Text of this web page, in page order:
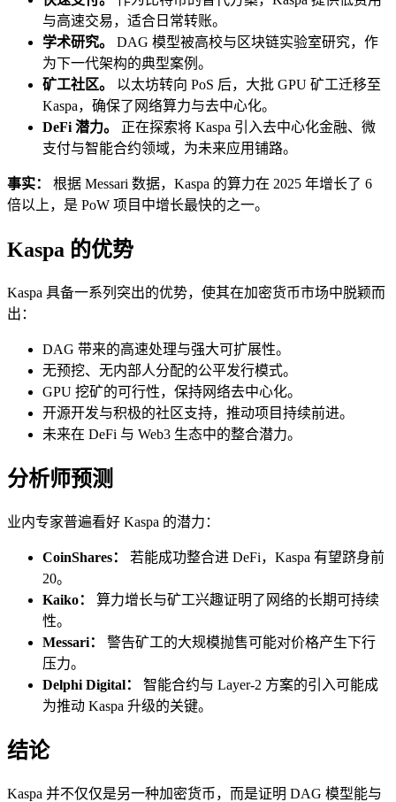
与高速交易，适合日常转账。
学术研究。
DAG 模型被高校与区块链实验室研究，作
为下一代架构的典型案例。
矿工社区。
以太坊转向 PoS 后，大批 GPU 矿工迁移至
Kaspa，确保了网络算力与去中心化。
DeFi 潜力。
正在探索将 Kaspa 引入去中心化金融、微
支付与智能合约领域，为未来应用铺路。
事实：
根据 Messari 数据，Kaspa 的算力在 2025 年增长了 6
倍以上，是 PoW 项目中增长最快的之一。
Kaspa 的优势
Kaspa 具备一系列突出的优势，使其在加密货币市场中脱颖而
出：
DAG 带来的高速处理与强大可扩展性。
无预挖、无内部人分配的公平发行模式。
GPU 挖矿的可行性，保持网络去中心化。
开源开发与积极的社区支持，推动项目持续前进。
未来在 DeFi 与 Web3 生态中的整合潜力。
分析师预测
业内专家普遍看好 Kaspa 的潜力：
CoinShares：
若能成功整合进 DeFi，Kaspa 有望跻身前
20。
Kaiko：
算力增长与矿工兴趣证明了网络的长期可持续
性。
Messari：
警告矿工的大规模抛售可能对价格产生下行
压力。
Delphi Digital：
智能合约与 Layer-2 方案的引入可能成
为推动 Kaspa 升级的关键。
结论
Kaspa 并不仅仅是另一种加密货币，而是证明 DAG 模型能与